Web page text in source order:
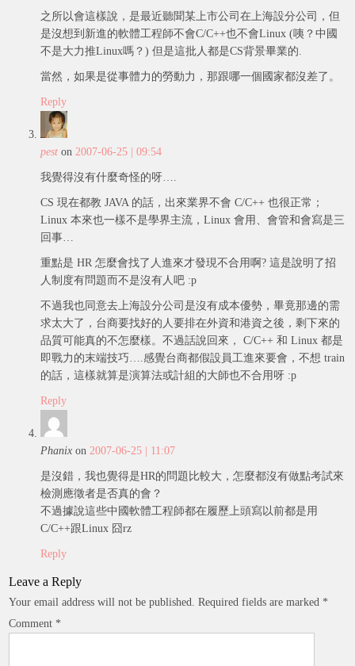
之所以會這樣說，是最近聽聞某上市公司在上海設分公司，但
是沒想到新進的軟體工程師不會C/C++也不會Linux (咦？中國
不是大力推Linux嗎？) 但是這批人都是CS背景畢業的.
當然，如果是從事體力的勞動力，那跟哪一個國家都沒差了。
Reply
pest on2007-06-25 | 09:54
我覺得沒有什麼奇怪的呀….
CS 現在都教 JAVA 的話，出來業界不會 C/C++ 也很正常；
Linux 本來也一樣不是學界主流，Linux 會用、會管和會寫是三
回事…
重點是 HR 怎麼會找了人進來才發現不合用啊? 這是說明了招
人制度有問題而不是沒有人吧 :p
不過我也同意去上海設分公司是沒有成本優勢，畢竟那邊的需
求太大了，台商要找好的人要排在外資和港資之後，剩下來的
品質可能真的不怎麼樣。不過話說回來， C/C++ 和 Linux 都是
即戰力的末端技巧….感覺台商都假設員工進來要會，不想 train
的話，這樣就算是演算法或計組的大師也不合用呀 :p
Reply
Phanix on2007-06-25 | 11:07
是沒錯，我也覺得是HR的問題比較大，怎麼都沒有做點考試來
檢測應徵者是否真的會？
不過據說這些中國軟體工程師都在履歷上頭寫以前都是用
C/C++跟Linux 囧rz
Reply
Leave a Reply
Your email address will not be published. Required fields are marked *
Comment *